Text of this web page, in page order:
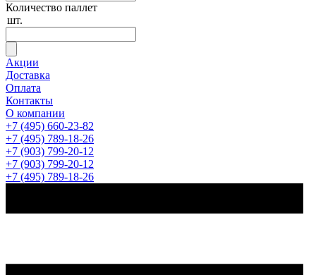
Количество паллет
шт.
Акции
Доставка
Оплата
Контакты
О компании
+7 (495) 660-23-82
+7 (495) 789-18-26
+7 (903) 799-20-12
+7 (903) 799-20-12
+7 (495) 789-18-26